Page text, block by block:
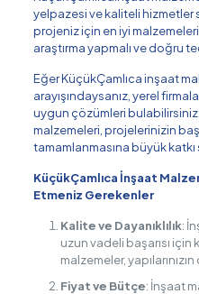
yelpazesi ve kaliteli hizmetler
projeniz için en iyi
araştırma yapmalı ve doğru
Eğer KüçükÇamlıca inşaat
arayışındaysanız, yerel
uygun çözümleri
malzemeleri, projelerinizin
tamamlanmasına büyük katkı
KüçükÇamlıca İnşaat
Etmeniz Gerekenler
Kalite ve Dayanıklılık:
uzun vadeli başarısı
malzemeler, yapılarınızın
Fiyat ve Bütçe: İnşaat